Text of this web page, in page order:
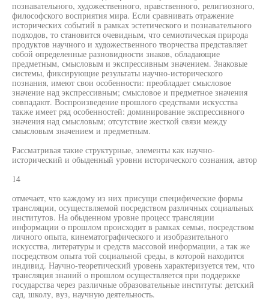
познавательного, художественного, нравственного, религиозного,
философского восприятия мира. Если сравнивать отражение
исторических событий в рамках эстетического и познавательного
подходов, то становится очевидным, что семиотическая природа
продуктов научного и художественного творчества представляет
собой определенные разновидности знаков, обладающие
предметным, смысловым и экспрессивным значением. Знаковые
системы, фиксирующие результаты научно-исторического
познания, имеют свои особенности: преобладает смысловое
значение над экспрессивным; смысловое и предметное значения
совпадают. Воспроизведение прошлого средствами искусства
также имеет ряд особенностей: доминирование экспрессивного
значения над смысловым; отсутствие жесткой связи между
смысловым значением и предметным.
Рассматривая такие структурные, элементы как научно-
исторический и обыденный уровни исторического сознания, автор
14
отмечает, что каждому из них присущи специфические формы
трансляции, осуществляемой посредством различных социальных
институтов. На обыденном уровне процесс трансляции
информации о прошлом происходит в рамках семьи, посредством
личного опыта, кинематографического и изобразительного
искусства, литературы и средств массовой информации, а так же
посредством опыта той социальной среды, в которой находится
индивид. Научно-теоретический уровень характеризуется тем, что
трансляция знаний о прошлом осуществляется при поддержке
государства через различные образовательные институты: детский
сад, школу, вуз, научную деятельность.